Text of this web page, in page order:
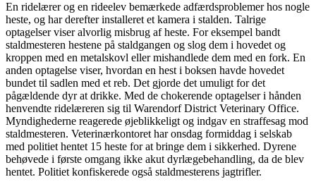
En ridelærer og en rideelev bemærkede adfærdsproblemer hos nogle
heste, og har derefter installeret et kamera i stalden. Talrige
optagelser viser alvorlig misbrug af heste. For eksempel bandt
staldmesteren hestene på staldgangen og slog dem i hovedet og
kroppen med en metalskovl eller mishandlede dem med en fork. En
anden optagelse viser, hvordan en hest i boksen havde hovedet
bundet til sadlen med et reb. Det gjorde det umuligt for det
pågældende dyr at drikke. Med de chokerende optagelser i hånden
henvendte ridelæreren sig til Warendorf District Veterinary Office.
Myndighederne reagerede øjeblikkeligt og indgav en straffesag mod
staldmesteren. Veterinærkontoret har onsdag formiddag i selskab
med politiet hentet 15 heste for at bringe dem i sikkerhed. Dyrene
behøvede i første omgang ikke akut dyrlægebehandling, da de blev
hentet. Politiet konfiskerede også staldmesterens jagtrifler.